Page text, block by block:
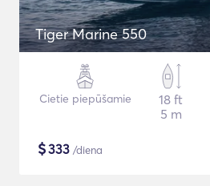
Tiger Marine 550
Cietie piepūšamie
18 ft
5 m
$333 /diena